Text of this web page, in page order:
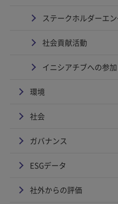
ステークホルダーエ
社会貢献活動
イニシアチブへの参加
環境
社会
ガバナンス
ESGデータ
社外からの評価